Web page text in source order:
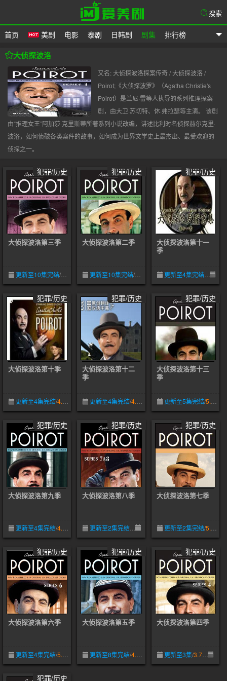
首页 美剧 电影 泰剧 日韩剧 剧集 排行榜
搜索
大侦探波洛
又名: 大侦探波洛探案传奇 / 大侦探波洛 /
Poirot;《大侦探波罗》（Agatha Christie's
Poirot）是兰尼·雷等人执导的系列推理探案
剧，由大卫·苏切特、休·弗拉瑟等主演。 该剧
由“推理女王”阿加莎·克里斯蒂所著系列小说改编，讲述比利时名侦探赫尔克里·
波洛，如何侦破各类案件的故事，如何成为世界文学史上最杰出、最受欢迎的
侦探之一。
犯罪/历史
大侦探波洛第三季
更新至10集完结/ 05-09
犯罪/历史
大侦探波洛第二季
更新至10集完结/ 05-09
犯罪/历史
大侦探波洛第十一
季
更新至4集完结
犯罪/历史
大侦探波洛第十季
更新至4集完结/4.5 05-09
犯罪/历史
大侦探波洛第十二
季
更新至4集完结/4.0 05-09
犯罪/历史
大侦探波洛第十三
季
更新至5集完结/5.0
犯罪/历史
大侦探波洛第九季
更新至4集完结/4.5 05-09
犯罪/历史
大侦探波洛第八季
更新至2集完结 05-09
犯罪/历史
大侦探波洛第七季
更新至2集完结/5.0
犯罪/历史
大侦探波洛第六季
更新至4集完结/5.0 05-09
犯罪/历史
大侦探波洛第五季
更新至8集完结/4.6 05-09
犯罪/历史
大侦探波洛第四季
更新至3集/3.7
犯罪/历史